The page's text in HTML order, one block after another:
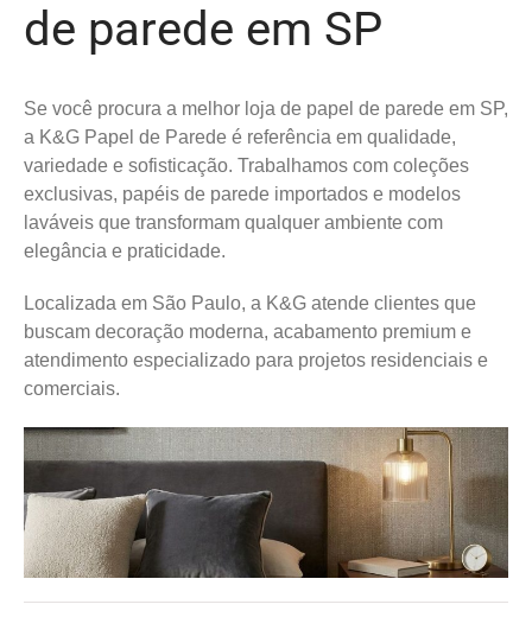
de parede em SP
Se você procura a melhor loja de papel de parede em SP,
a K&G Papel de Parede é referência em qualidade,
variedade e sofisticação. Trabalhamos com coleções
exclusivas, papéis de parede importados e modelos
laváveis que transformam qualquer ambiente com
elegância e praticidade.
Localizada em São Paulo, a K&G atende clientes que
buscam decoração moderna, acabamento premium e
atendimento especializado para projetos residenciais e
comerciais.